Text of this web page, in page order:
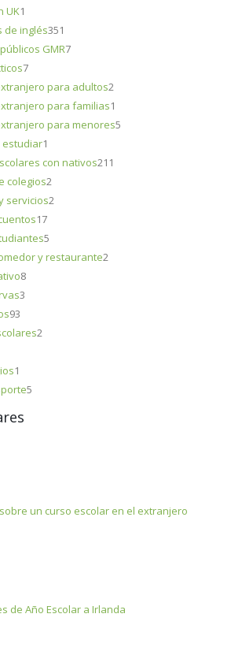
UK1
de inglés351
GMR7
7
para adultos2
para familias1
para menores5
1
con nativos211
colegios2
servicios2
17
5
y restaurante2
8
3
93
2
1
5
un curso escolar en el extranjero
de Año Escolar a Irlanda